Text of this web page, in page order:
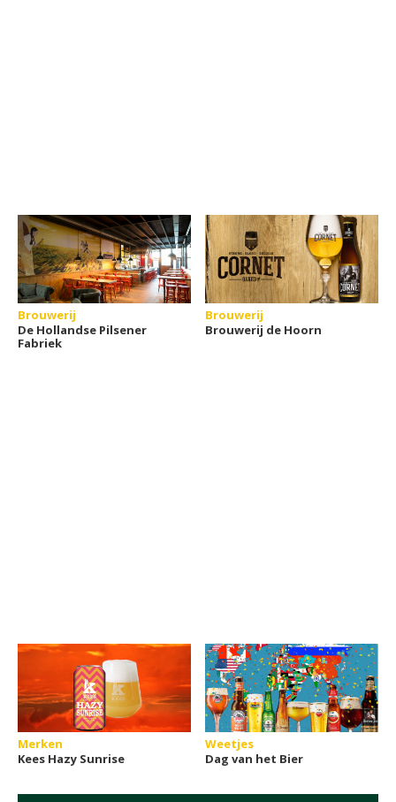
Brouwerij
De Hollandse Pilsener
Fabriek
Brouwerij
Brouwerij de Hoorn
Merken
Kees Hazy Sunrise
Weetjes
Dag van het Bier